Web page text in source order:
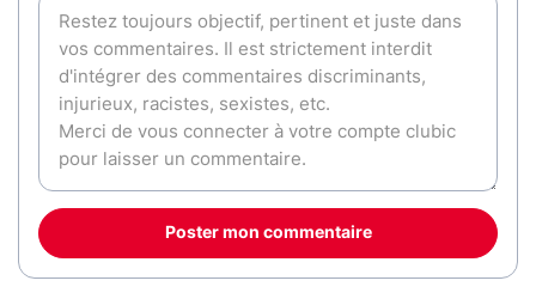
Poster mon commentaire